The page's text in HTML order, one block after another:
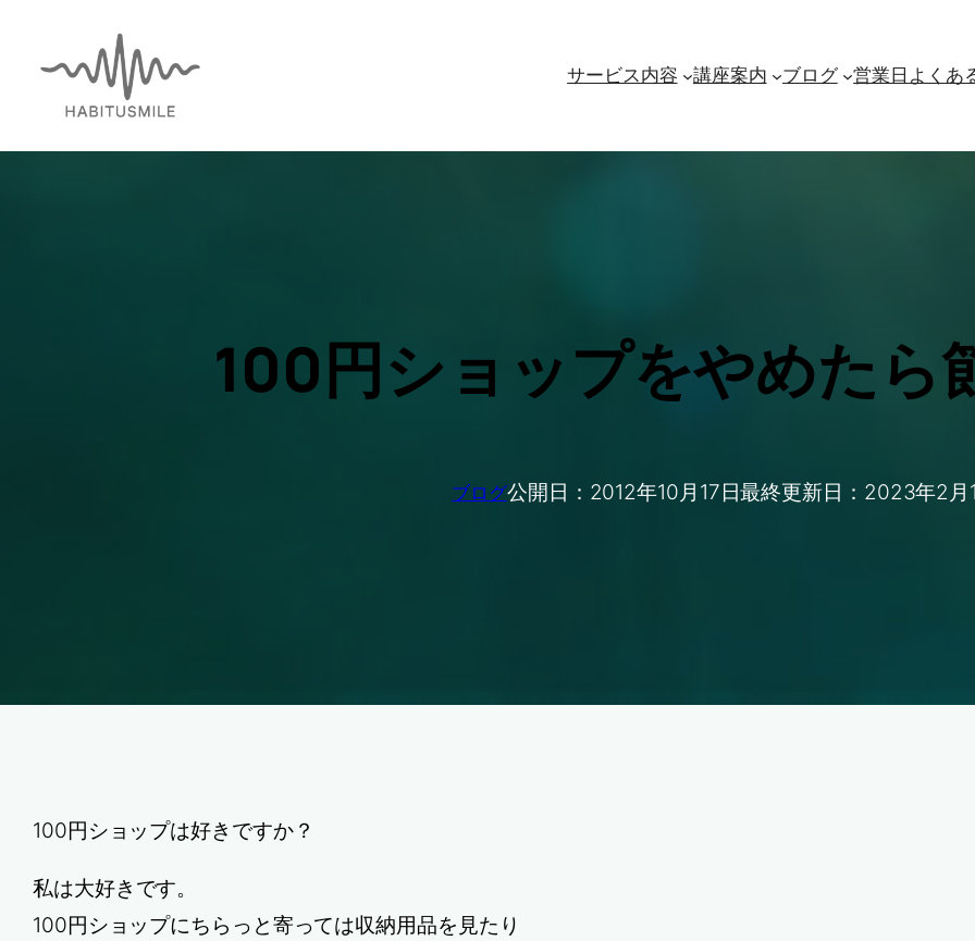
サービス内容 講座案内 ブログ 営業日 よくあ
100円ショップをやめたら
ブログ公開日： 2012年10月17日最終更新日： 2023年2月
100円ショップは好きですか？
私は大好きです。
100円ショップにちらっと寄っては収納用品を見たり